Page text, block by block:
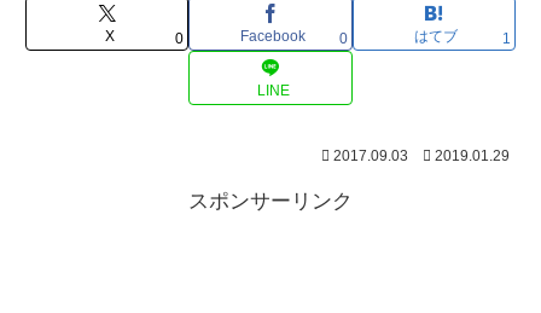
X 0 Facebook 0 はてブ 1
LINE
2017.09.03 2019.01.29
スポンサーリンク